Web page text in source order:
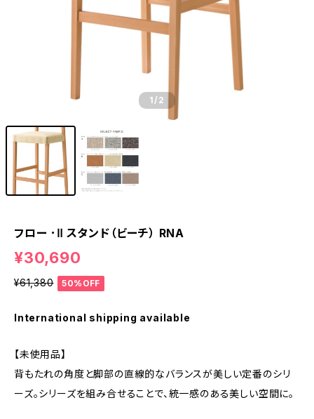
1 /2
フロー ･Ⅱ スタンド（ビーチ） RNA
¥30,690
¥61,380 50%OFF
International shipping available
【未使用品】
背もたれの角度と脚部の直線的なバランスが美しい定番のシリ
ーズ。シリーズを組み合せることで、統一感のある美しい空間に。